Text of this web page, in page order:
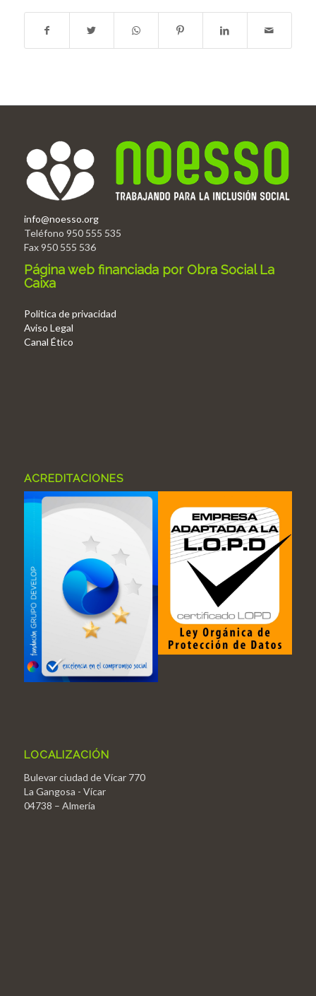
info@noesso.org
Teléfono 950 555 535
Fax 950 555 536
Página web financiada por Obra Social La
Caixa
Politica de privacidad
Aviso Legal
Canal Ético
ACREDITACIONES
LOCALIZACIÓN
Bulevar ciudad de Vícar 770
La Gangosa - Vícar
04738 – Almería